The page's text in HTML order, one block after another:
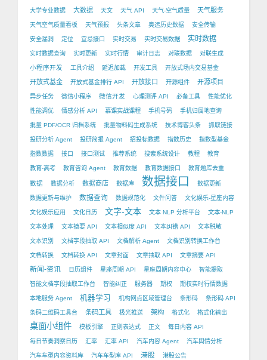
大学专业数据 大数据 天文 天气 API 天气-空气质量 天气服务
天气空气质量看板 天气预报 头条文章 奥运历史数据 安全传输
安全漏洞 定位 宜忌接口 实时交易 实时交易数据 实时数据
实时数据查询 实时更新 实时行情 审计日志 对联数据 对联生成
小程序开发 工具介绍 延迟加载 开发工具 开放式场内交易基金
开放式基金 开放式基金排行 API 开放接口 开源组件 开源项目
异步任务 微信小程序 微信开发 心理测评 API 必备工具 性能优化
性能调优 情感分析 API 慕课实战课程 手机号码 手机归属地查询
批量 PDF/OCR 归档系统 批量物料码生成系统 技术博客头条 抓取链接
投研分析 Agent 投研简报 Agent 招投标数据 指数历史 指数型基金
指数数据 接口 接口测试 推荐系统 搜索系统设计 教程 教育
教育-高考 教育咨询 Agent 教育数据 教育数据接口 教育题库去重
数据 数据分析 数据商店 数据库 数据接口 数据更新
数据更新与维护 数据查询 数据规范化 文件问答 文化娱乐-星座内容
文化娱乐应用 文化日历 文字-文本 文本 NLP 分析平台 文本-NLP
文本处理 文本摘要 API 文本相似度 API 文本纠错 API 文本脱敏
文本识别 文档字段抽取 API 文档解析 Agent 文档识别转换工作台
文档转换 文档转换 API 文章封面 文章抽取 API 文章摘要 API
新闻-资讯 日历组件 星座周期 API 星座周期内容中心 智能提取
智能文档字段抽取工作台 智能纠正 服务器 期权 期权实时行情数据
本地服务 Agent 机器学习 机构网点区域管理台 条形码 条形码 API
条码二维码工具台 条码工具 极光推送 架构 格式化 格式化输出
桌面小组件 模板引擎 正则表达式 正文 每日内容 API
每日节奏洞察日历 汇率 汇率 API 汽车内容 Agent 汽车舆情分析
汽车车型内容资料库 汽车车型库 API 港股 港股公告